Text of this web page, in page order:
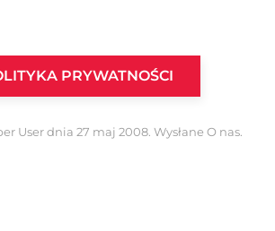
PRYWATNOŚCI
User dnia 27 maj 2008. Wysłane O nas.